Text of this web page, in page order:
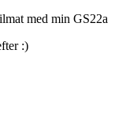
med min GS22a
:)